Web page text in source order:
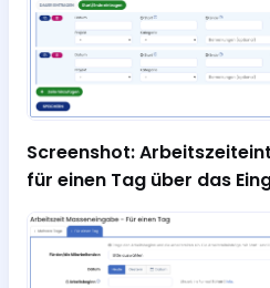
Screenshot:
für einen Tag über das